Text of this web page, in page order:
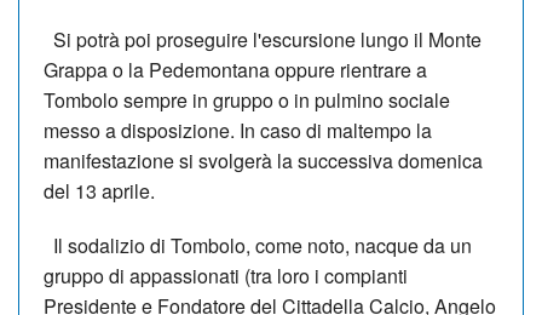
Si potrà poi proseguire l'escursione lungo il Monte
Grappa o la Pedemontana oppure rientrare a
Tombolo sempre in gruppo o in pulmino sociale
messo a disposizione. In caso di maltempo la
manifestazione si svolgerà la successiva domenica
del 13 aprile.
Il sodalizio di Tombolo, come noto, nacque da un
gruppo di appassionati (tra loro i compianti
Presidente e Fondatore del Cittadella Calcio, Angelo